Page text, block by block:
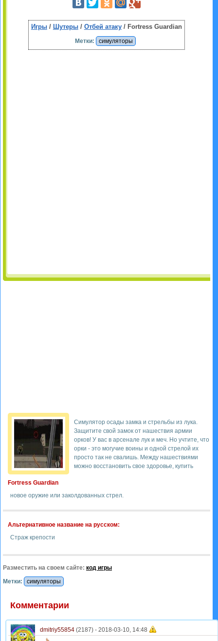
Игры/ Шутеры/ Отбей атаку/ Fortress Guardian
Метки: симуляторы
Fortress Guardian
Симулятор осады замка и стрельбы из лука.
Защитите свой замок от нашествия армии
орков! У вас в арсенале лук и меч. Но учтите, что
орки - это могучие воины и одной стрелой их
просто так не свалишь. Между нашествиями
можно восстановить свое здоровье, купить
новое оружие или заколдованных стрел.
Альтернативное название на русском:
Страж крепости
Разместить на своем сайте: код игры
Метки:
симуляторы
Комментарии
dmitriy55854 (2187) - 2018-03-10, 14:48